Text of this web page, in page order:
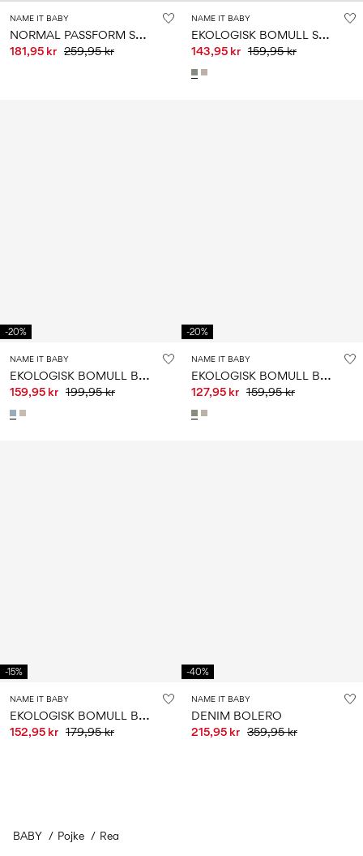
NAME IT BABY
N
ORMAL PASSFORM SHORTS
181,95 kr 259,95 kr
NAME IT BABY
E
KOLOGISK BOMULL SWEATPANTS
143,95 kr 159,95 kr
-20%
NAME IT BABY
E
KOLOGISK BOMULL BODY
159,95 kr 199,95 kr
-20%
NAME IT BABY
E
KOLOGISK BOMULL BODY
127,95 kr 159,95 kr
-15%
NAME IT BABY
E
KOLOGISK BOMULL BYXOR
152,95 kr 179,95 kr
-40%
NAME IT BABY
DENIM BOLERO
215,95 kr 359,95 kr
You have seen 24 of 117 articles.
BABY Pojke Rea